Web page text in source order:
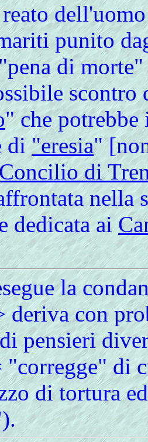
punito
di morte"
scontro
" che
di"eresia"
di
nella
dedicata ai
la
deriva con
pensieri
di
di tortura